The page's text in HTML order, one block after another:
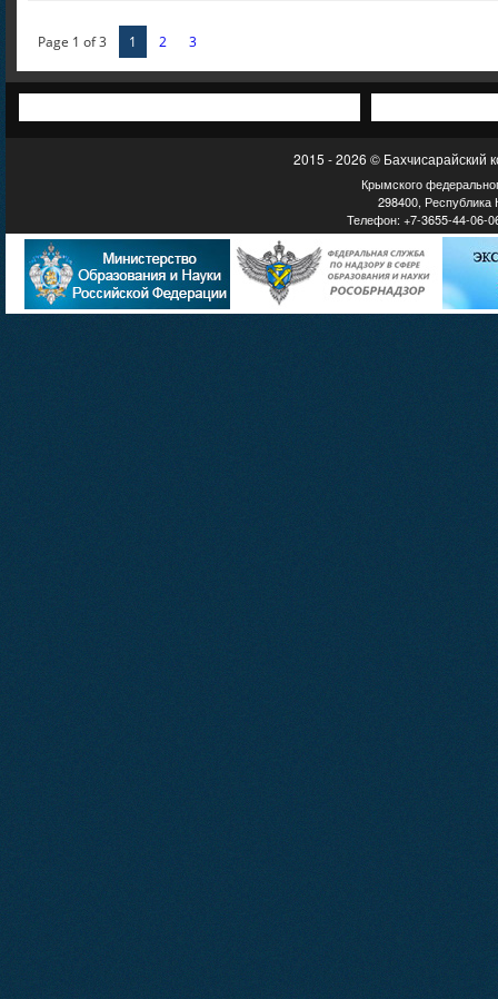
Page 1 of 3 1 2 3
2015 - 2026 © Бахчисарайский
Крымского
298400, Республика
Телефон: +7-3655-44-06-